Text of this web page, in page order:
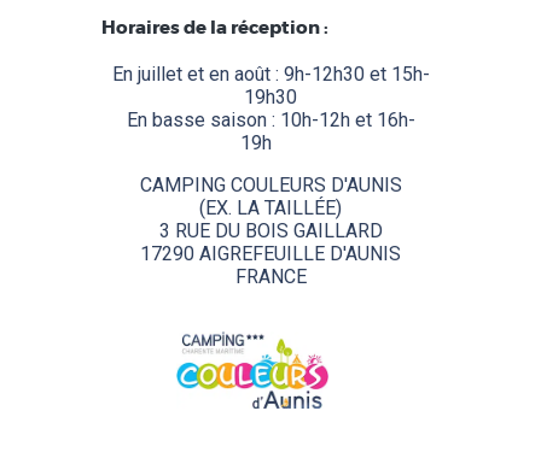
Horaires de la réception :
En juillet et en août : 9h-12h30 et 15h-
19h30
En basse saison : 10h-12h et 16h-
19h
CAMPING COULEURS D'AUNIS
(EX. LA TAILLÉE)
3 RUE DU BOIS GAILLARD
17290 AIGREFEUILLE D'AUNIS
FRANCE